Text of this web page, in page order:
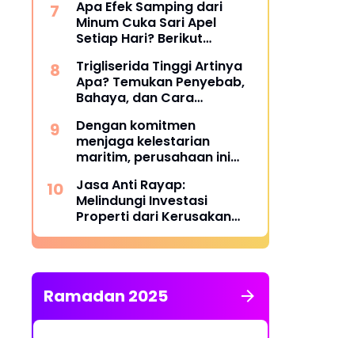
Apa Efek Samping dari
Minum Cuka Sari Apel
Setiap Hari? Berikut
Trigliserida Tinggi Artinya
Apa? Temukan Penyebab,
Bahaya, dan Cara
Dengan komitmen
menjaga kelestarian
maritim, perusahaan ini
TKDN, mencapai lebih dari
55 persen.
Jasa Anti Rayap:
Melindungi Investasi
Properti dari Kerusakan
Struktural yang Tidak
Terlihat
Ramadan 2025